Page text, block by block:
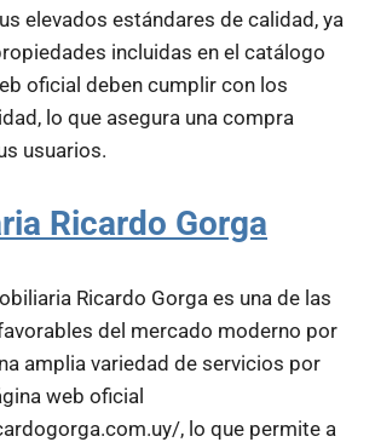
elevados estándares de calidad, ya
incluidas en el catálogo
oficial deben cumplir con los
lo que asegura una compra
usuarios.
Ricardo Gorga
Ricardo Gorga es una de las
del mercado moderno por
amplia variedad de servicios por
web oficial
, lo que permite a